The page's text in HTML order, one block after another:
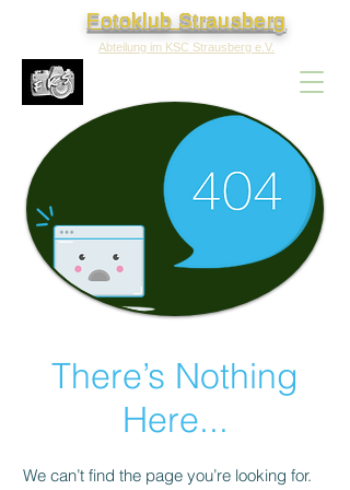
Fotoklub Strausberg
Abteilung im KSC Strausberg e.V.
There’s Nothing
Here...
We can’t find the page you’re looking for.